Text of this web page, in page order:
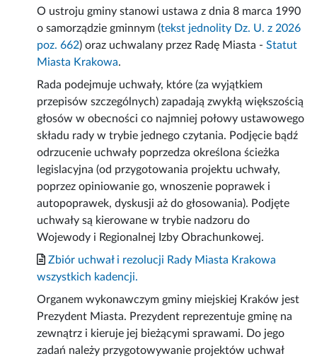
O ustroju gminy stanowi ustawa z dnia 8 marca 1990
o samorządzie gminnym (tekst jednolity Dz. U. z 2026
poz. 662) oraz uchwalany przez Radę Miasta -Statut
Miasta Krakowa.
Rada podejmuje uchwały, które (za wyjątkiem
przepisów szczególnych) zapadają zwykłą większością
głosów w obecności co najmniej połowy ustawowego
składu rady w trybie jednego czytania. Podjęcie bądź
odrzucenie uchwały poprzedza określona ścieżka
legislacyjna (od przygotowania projektu uchwały,
poprzez opiniowanie go, wnoszenie poprawek i
autopoprawek, dyskusji aż do głosowania). Podjęte
uchwały są kierowane w trybie nadzoru do
Wojewody i Regionalnej Izby Obrachunkowej.
Zbiór uchwał i rezolucji Rady Miasta Krakowa
wszystkich kadencji.
Organem wykonawczym gminy miejskiej Kraków jest
Prezydent Miasta. Prezydent reprezentuje gminę na
zewnątrz i kieruje jej bieżącymi sprawami. Do jego
zadań należy przygotowywanie projektów uchwał